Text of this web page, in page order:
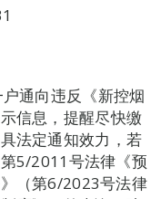
通向违反《新控烟
信息，提醒尽快缴
法定通知效力，若
5/2011号法律《预
（第6/2023号法律